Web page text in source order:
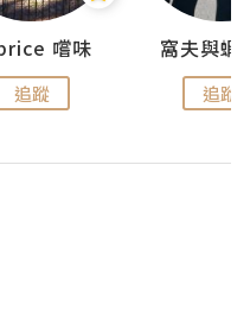
嚐味
追蹤
窩夫與蝦
追蹤